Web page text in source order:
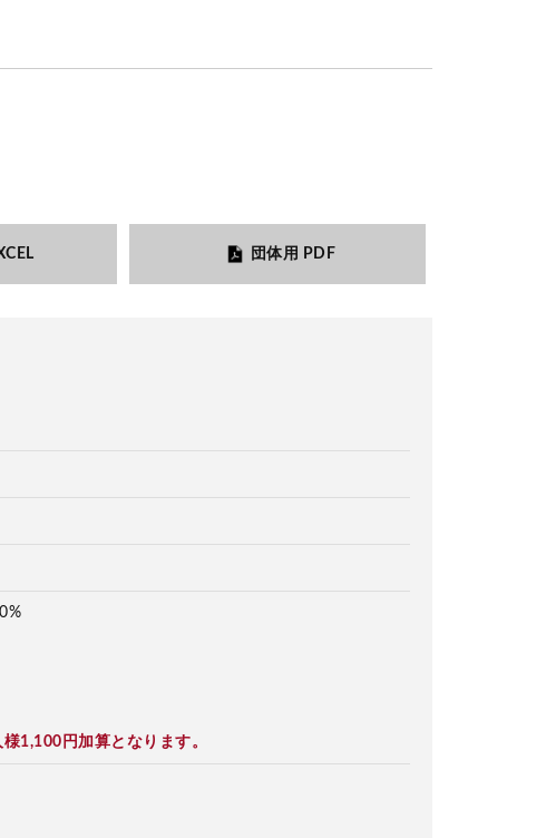
団体用 PDF
1,100円加算となります。